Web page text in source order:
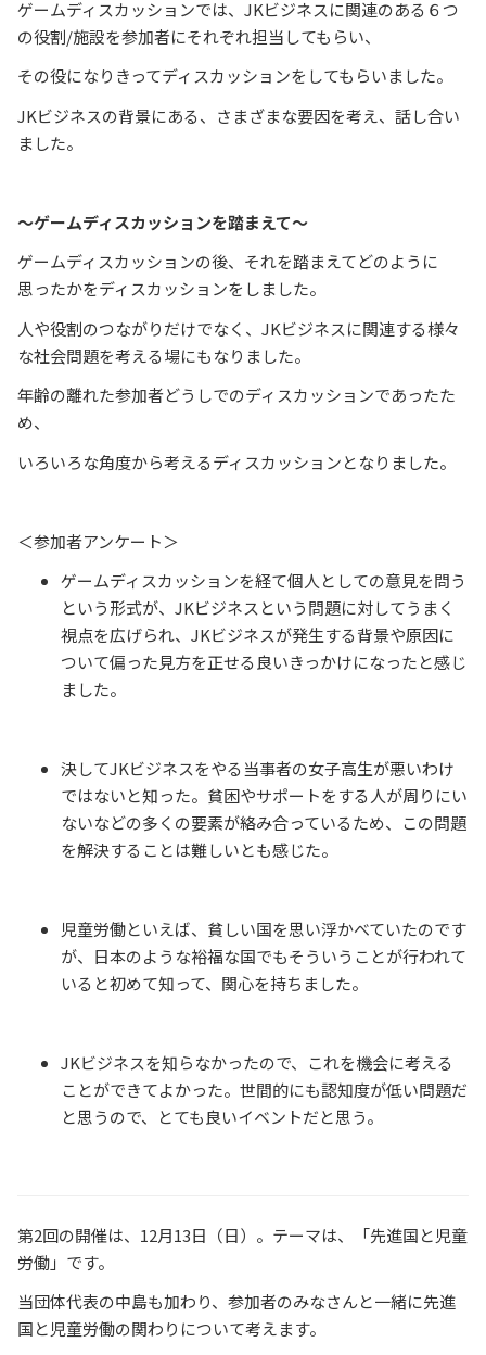
ゲームディスカッションでは、JKビジネスに関連のある６つ
の役割/施設を参加者にそれぞれ担当してもらい、
その役になりきってディスカッションをしてもらいました。
JKビジネスの背景にある、さまざまな要因を考え、話し合い
ました。
～ゲームディスカッションを踏まえて～
ゲームディスカッションの後、それを踏まえてどのように
思ったかをディスカッションをしました。
人や役割のつながりだけでなく、JKビジネスに関連する様々
な社会問題を考える場にもなりました。
年齢の離れた参加者どうしでのディスカッションであったた
め、
いろいろな角度から考えるディスカッションとなりました。
＜参加者アンケート＞
ゲームディスカッションを経て個人としての意見を問う
という形式が、JKビジネスという問題に対してうまく
視点を広げられ、JKビジネスが発生する背景や原因に
ついて偏った見方を正せる良いきっかけになったと感じ
ました。
決してJKビジネスをやる当事者の女子高生が悪いわけ
ではないと知った。貧困やサポートをする人が周りにい
ないなどの多くの要素が絡み合っているため、この問題
を解決することは難しいとも感じた。
児童労働といえば、貧しい国を思い浮かべていたのです
が、日本のような裕福な国でもそういうことが行われて
いると初めて知って、関心を持ちました。
JKビジネスを知らなかったので、これを機会に考える
ことができてよかった。世間的にも認知度が低い問題だ
と思うので、とても良いイベントだと思う。
第2回の開催は、12月13日（日）。テーマは、「先進国と児童
労働」です。
当団体代表の中島も加わり、参加者のみなさんと一緒に先進
国と児童労働の関わりについて考えます。